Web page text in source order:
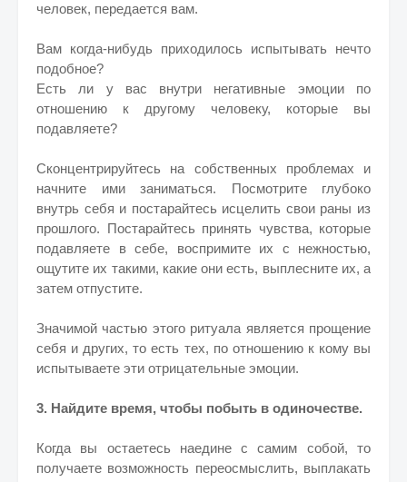
человек, передается вам.
Вам когда-нибудь приходилось испытывать нечто
подобное?
Есть ли у вас внутри негативные эмоции по
отношению к другому человеку, которые вы
подавляете?
Сконцентрируйтесь на собственных проблемах и
начните ими заниматься. Посмотрите глубоко
внутрь себя и постарайтесь исцелить свои раны из
прошлого. Постарайтесь принять чувства, которые
подавляете в себе, воспримите их с нежностью,
ощутите их такими, какие они есть, выплесните их, а
затем отпустите.
Значимой частью этого ритуала является прощение
себя и других, то есть тех, по отношению к кому вы
испытываете эти отрицательные эмоции.
3. Найдите время, чтобы побыть в одиночестве.
Когда вы остаетесь наедине с самим собой, то
получаете возможность переосмыслить, выплакать